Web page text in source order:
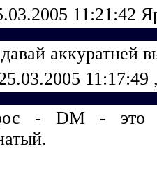
11:21:42
аккуратней
11:17:49
- DM - это